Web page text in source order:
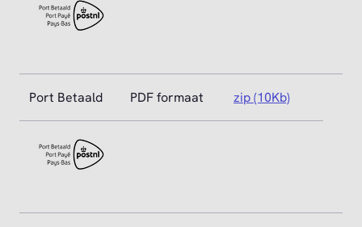
Port Betaald PDF formaat zip (10Kb)